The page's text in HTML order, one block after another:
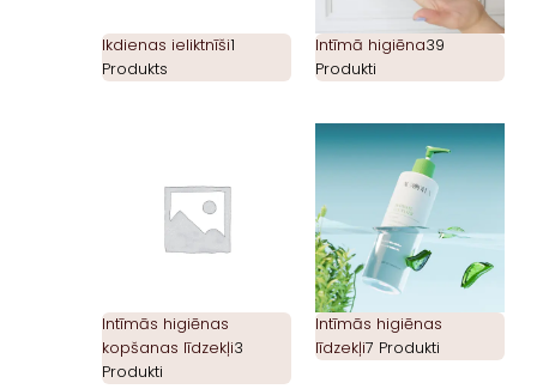
Ikdienas ieliktnīši1
Produkts
Intīmā higiēna39
Produkti
Intīmās higiēnas
kopšanas līdzekļi3
Produkti
Intīmās higiēnas
līdzekļi7 Produkti